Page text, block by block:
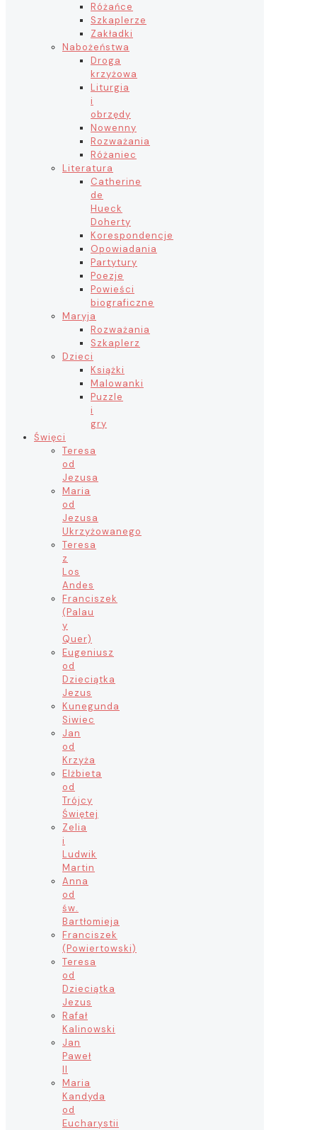
Różańce
Szkaplerze
Zakładki
Nabożeństwa
Droga
krzyżowa
Liturgia
i
obrzędy
Nowenny
Rozważania
Różaniec
Literatura
Catherine
de
Hueck
Doherty
Korespondencje
Opowiadania
Partytury
Poezje
Powieści
biograficzne
Maryja
Rozważania
Szkaplerz
Dzieci
Książki
Malowanki
Puzzle
i
gry
Święci
Teresa
od
Jezusa
Maria
od
Jezusa
Ukrzyżowanego
Teresa
z
Los
Andes
Franciszek
(Palau
y
Quer)
Eugeniusz
od
Dzieciątka
Jezus
Kunegunda
Siwiec
Jan
od
Krzyża
Elżbieta
od
Trójcy
Świętej
Zelia
i
Ludwik
Martin
Anna
od
św.
Bartłomieja
Franciszek
(Powiertowski)
Teresa
od
Dzieciątka
Jezus
Rafał
Kalinowski
Jan
Paweł
II
Maria
Kandyda
od
Eucharystii